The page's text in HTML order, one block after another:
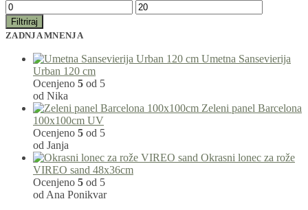
Filtriraj
ZADNJA MNENJA
Umetna Sansevierija
Urban 120 cm
Ocenjeno 5 od 5
od Nika
Zeleni panel Barcelona
100x100cm UV
Ocenjeno 5 od 5
od Janja
Okrasni lonec za rože
VIREO sand 48x36cm
Ocenjeno 5 od 5
od Ana Ponikvar